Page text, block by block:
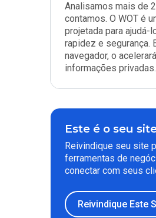
Analisamos mais de
contamos. O WOT é
projetada para ajudá-
rapidez e segurança.
navegador, o
informações privadas.
Este é o seu
Reivindique seu site
ferramentas de
conectar com seus
Reivindique Este